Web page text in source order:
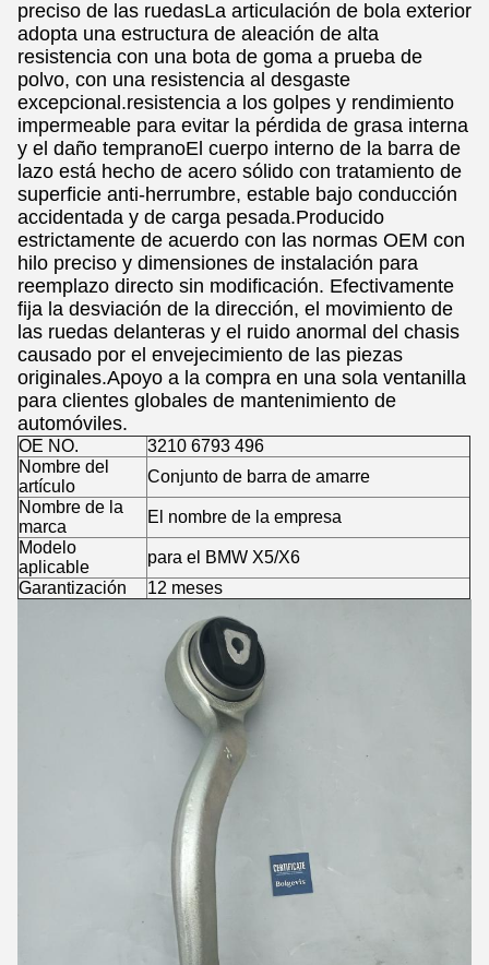
preciso de las ruedasLa articulación de bola exterior
adopta una estructura de aleación de alta
resistencia con una bota de goma a prueba de
polvo, con una resistencia al desgaste
excepcional.resistencia a los golpes y rendimiento
impermeable para evitar la pérdida de grasa interna
y el daño tempranoEl cuerpo interno de la barra de
lazo está hecho de acero sólido con tratamiento de
superficie anti-herrumbre, estable bajo conducción
accidentada y de carga pesada.Producido
estrictamente de acuerdo con las normas OEM con
hilo preciso y dimensiones de instalación para
reemplazo directo sin modificación. Efectivamente
fija la desviación de la dirección, el movimiento de
las ruedas delanteras y el ruido anormal del chasis
causado por el envejecimiento de las piezas
originales.Apoyo a la compra en una sola ventanilla
para clientes globales de mantenimiento de
automóviles.
OE NO.
3210 6793 496
Nombre del
artículo
Conjunto de barra de amarre
Nombre de la
marca
El nombre de la empresa
Modelo
aplicable
para el BMW X5/X6
Garantización
12 meses